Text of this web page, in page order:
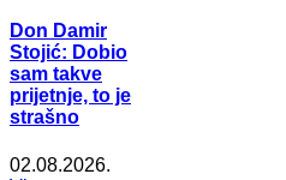
Don Damir
Stojić: Dobio
sam takve
prijetnje, to je
strašno
02.08.2026.